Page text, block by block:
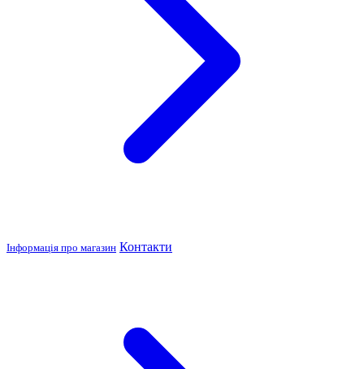
Інформація про магазин Контакти